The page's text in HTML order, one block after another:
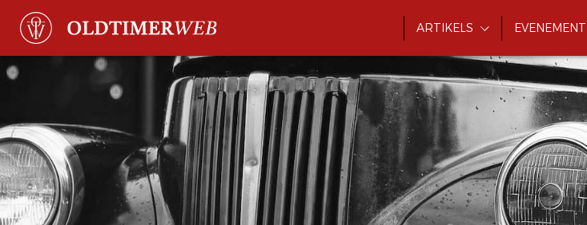
ARTIKELS